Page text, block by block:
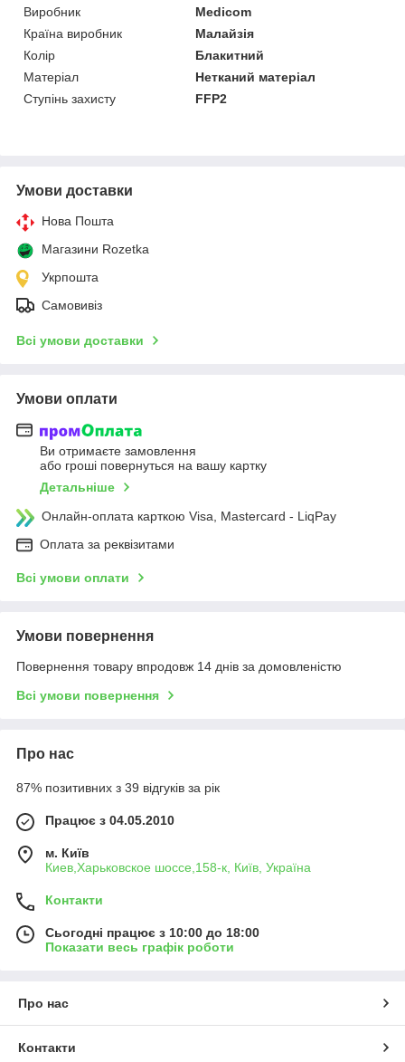
Виробник
Medicom
Країна виробник
Малайзія
Колір
Блакитний
Матеріал
Нетканий матеріал
Ступінь захисту
FFP2
Умови доставки
Нова Пошта
Магазини Rozetka
Укрпошта
Самовивіз
Всі умови доставки
Умови оплати
Ви отримаєте замовлення
або гроші повернуться на вашу картку
Детальніше
Онлайн-оплата карткою Visa, Mastercard - LiqPay
Оплата за реквізитами
Всі умови оплати
Умови повернення
Повернення товару впродовж 14 днів за домовленістю
Всі умови повернення
Про нас
87% позитивних з 39 відгуків за рік
Працює з 04.05.2010
м. Київ
Киев,Харьковское шоссе,158-к, Київ, Україна
Контакти
Сьогодні працює з 10:00 до 18:00
Показати весь графік роботи
Про нас
Контакти